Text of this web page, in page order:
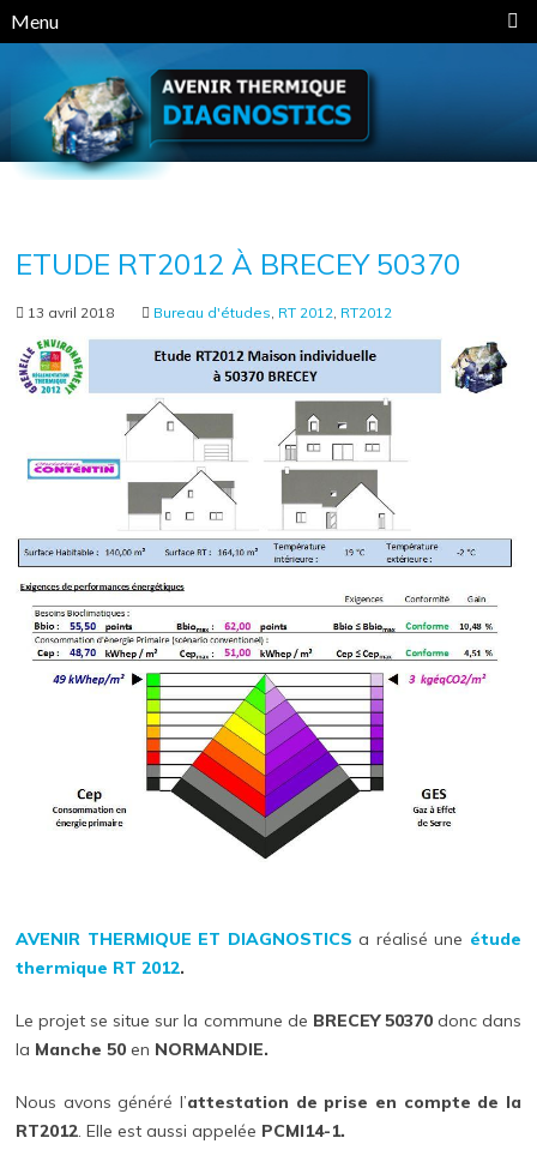
Menu
ETUDE RT2012 À BRECEY 50370
13 avril 2018 Bureau d'études RT 2012 RT2012
AVENIR THERMIQUE ET DIAGNOSTICS a réalisé une étude
thermique RT 2012.
Le projet se situe sur la commune de BRECEY 50370donc dans
la Manche 50en NORMANDIE.
Nous avons généré l’attestation de prise en compte de la
RT2012 . Elle est aussi appelée PCMI14-1.
Panneau de gestion des cookies